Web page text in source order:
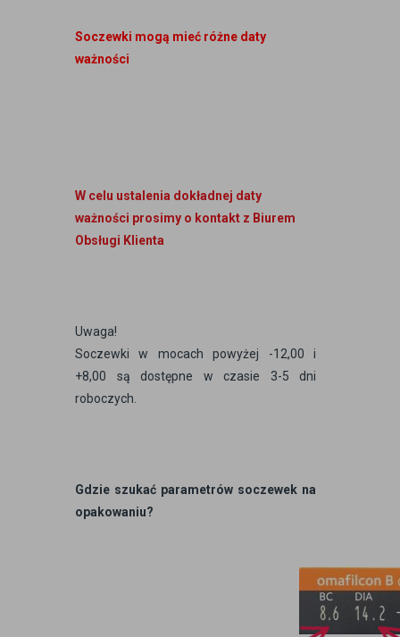
Soczewki mogą mieć różne daty
ważności
W celu ustalenia dokładnej daty
ważności prosimy o kontakt z Biurem
Obsługi Klienta
Uwaga!
Soczewki w mocach powyżej -12,00 i
+8,00 są dostępne w czasie 3-5 dni
roboczych.
Gdzie szukać parametrów soczewek na
opakowaniu?